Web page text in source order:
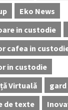
Eko News
in custodie
cafea in
in custodie
Virtuală
gard
de texte